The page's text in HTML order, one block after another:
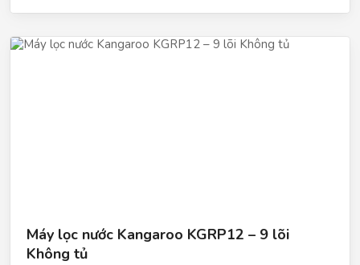
Máy lọc nước Kangaroo KGRP12 – 9 lõi
Không tủ